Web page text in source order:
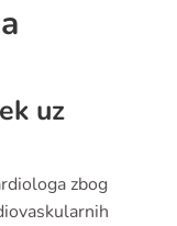
uz
zbog